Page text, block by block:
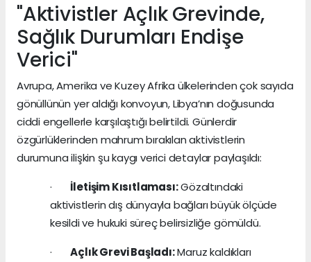
"Aktivistler Açlık Grevinde,
Sağlık Durumları Endişe
Verici"
Avrupa, Amerika ve Kuzey Afrika ülkelerinden çok sayıda
gönüllünün yer aldığı konvoyun, Libya’nın doğusunda
ciddi engellerle karşılaştığı belirtildi. Günlerdir
özgürlüklerinden mahrum bırakılan aktivistlerin
durumuna ilişkin şu kaygı verici detaylar paylaşıldı:
· İletişim Kısıtlaması:Gözaltındaki
aktivistlerin dış dünyayla bağları büyük ölçüde
kesildi ve hukuki süreç belirsizliğe gömüldü.
·Açlık Grevi Başladı:Maruz kaldıkları